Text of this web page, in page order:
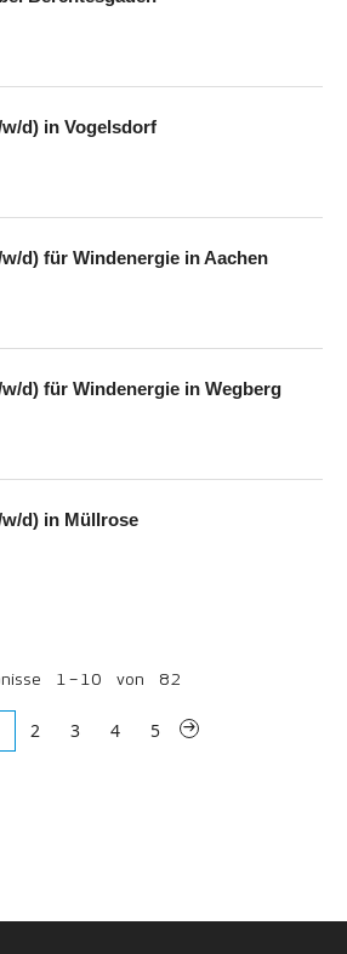
d) in Vogelsdorf
d) für Windenergie in Aachen
d) für Windenergie in Wegberg
d) in Müllrose
1 – 10 von 82
2 3 4 5 »